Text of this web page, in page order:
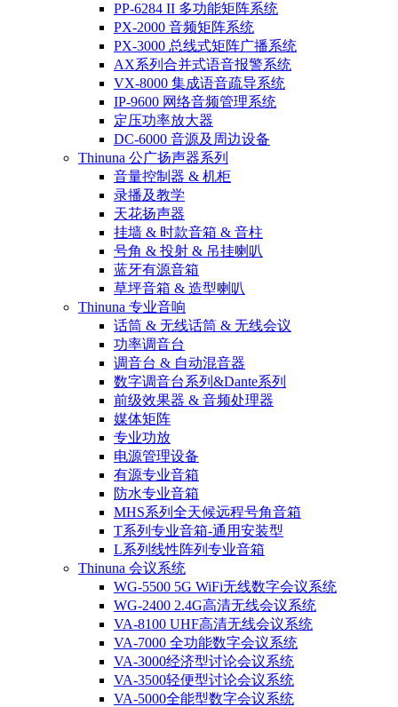
PP-6284 II 多功能矩阵系统
PX-2000 音频矩阵系统
PX-3000 总线式矩阵广播系统
AX系列合并式语音报警系统
VX-8000 集成语音疏导系统
IP-9600 网络音频管理系统
定压功率放大器
DC-6000 音源及周边设备
Thinuna 公广扬声器系列
音量控制器 & 机柜
录播及教学
天花扬声器
挂墙 & 时款音箱 & 音柱
号角 & 投射 & 吊挂喇叭
蓝牙有源音箱
草坪音箱 & 造型喇叭
Thinuna 专业音响
话筒 & 无线话筒 & 无线会议
功率调音台
调音台 & 自动混音器
数字调音台系列&Dante系列
前级效果器 & 音频处理器
媒体矩阵
专业功放
电源管理设备
有源专业音箱
防水专业音箱
MHS系列全天候远程号角音箱
T系列专业音箱-通用安装型
L系列线性阵列专业音箱
Thinuna 会议系统
WG-5500 5G WiFi无线数字会议系统
WG-2400 2.4G高清无线会议系统
VA-8100 UHF高清无线会议系统
VA-7000 全功能数字会议系统
VA-3000经济型讨论会议系统
VA-3500轻便型讨论会议系统
VA-5000全能型数字会议系统